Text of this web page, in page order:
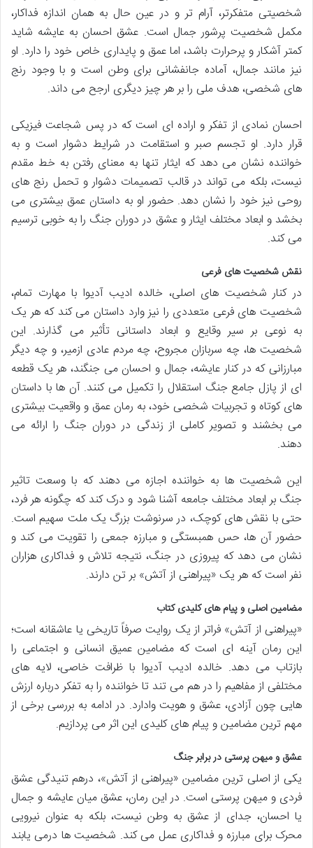
شخصیتی متفکرتر، آرام تر و در عین حال به همان اندازه فداکار،
مکمل شخصیت پرشور جمال است. عشق احسان به عایشه شاید
کمتر آشکار و پرحرارت باشد، اما عمق و پایداری خاص خود را دارد. او
نیز مانند جمال، آماده جانفشانی برای وطن است و با وجود رنج
های شخصی، هدف ملی را بر هر چیز دیگری ارجح می داند.
احسان نمادی از تفکر و اراده ای است که در پس شجاعت فیزیکی
قرار دارد. او تجسم صبر و استقامت در شرایط دشوار است و به
خواننده نشان می دهد که ایثار تنها به معنای رفتن به خط مقدم
نیست، بلکه می تواند در قالب تصمیمات دشوار و تحمل رنج های
روحی نیز خود را نشان دهد. حضور او به داستان عمق بیشتری می
بخشد و ابعاد مختلف ایثار و عشق در دوران جنگ را به خوبی ترسیم
می کند.
نقش شخصیت های فرعی
در کنار شخصیت های اصلی، خالده ادیب آدیوا با مهارت تمام،
شخصیت های فرعی متعددی را نیز وارد داستان می کند که هر یک
به نوعی بر سیر وقایع و ابعاد داستانی تأثیر می گذارند. این
شخصیت ها، چه سربازان مجروح، چه مردم عادی ازمیر، و چه دیگر
مبارزانی که در کنار عایشه، جمال و احسان می جنگند، هر یک قطعه
ای از پازل جامع جنگ استقلال را تکمیل می کنند. آن ها با داستان
های کوتاه و تجربیات شخصی خود، به رمان عمق و واقعیت بیشتری
می بخشند و تصویر کاملی از زندگی در دوران جنگ را ارائه می
دهند.
این شخصیت ها به خواننده اجازه می دهند که با وسعت تاثیر
جنگ بر ابعاد مختلف جامعه آشنا شود و درک کند که چگونه هر فرد،
حتی با نقش های کوچک، در سرنوشت بزرگ یک ملت سهیم است.
حضور آن ها، حس همبستگی و مبارزه جمعی را تقویت می کند و
نشان می دهد که پیروزی در جنگ، نتیجه تلاش و فداکاری هزاران
نفر است که هر یک «پیراهنی از آتش» بر تن دارند.
مضامین اصلی و پیام های کلیدی کتاب
«پیراهنی از آتش» فراتر از یک روایت صرفاً تاریخی یا عاشقانه است؛
این رمان آینه ای است که مضامین عمیق انسانی و اجتماعی را
بازتاب می دهد. خالده ادیب آدیوا با ظرافت خاصی، لایه های
مختلفی از مفاهیم را در هم می تند تا خواننده را به تفکر درباره ارزش
هایی چون آزادی، عشق و هویت وادارد. در ادامه به بررسی برخی از
مهم ترین مضامین و پیام های کلیدی این اثر می پردازیم.
عشق و میهن پرستی در برابر جنگ
یکی از اصلی ترین مضامین «پیراهنی از آتش»، درهم تنیدگی عشق
فردی و میهن پرستی است. در این رمان، عشق میان عایشه و جمال
یا احسان، جدای از عشق به وطن نیست، بلکه به عنوان نیرویی
محرک برای مبارزه و فداکاری عمل می کند. شخصیت ها درمی یابند